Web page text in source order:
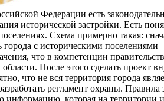
Федерации есть
исторической застройки. Есть
Схема примерно такая:
города с историческими поселениями
что в компетенции
После этого сделать проект
что не вся территория города
регламент охраны.
информацию, которая на территории